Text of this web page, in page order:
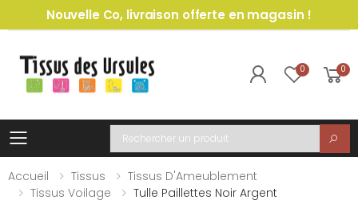
Nouvelle Co, livraison offerte en magasin !
0 0
Toggle mobile menu
Recherche
Accueil
Tissus
Tissus D'Ameublement
Tissus Voilage
Tulle Paillettes Noir Argent